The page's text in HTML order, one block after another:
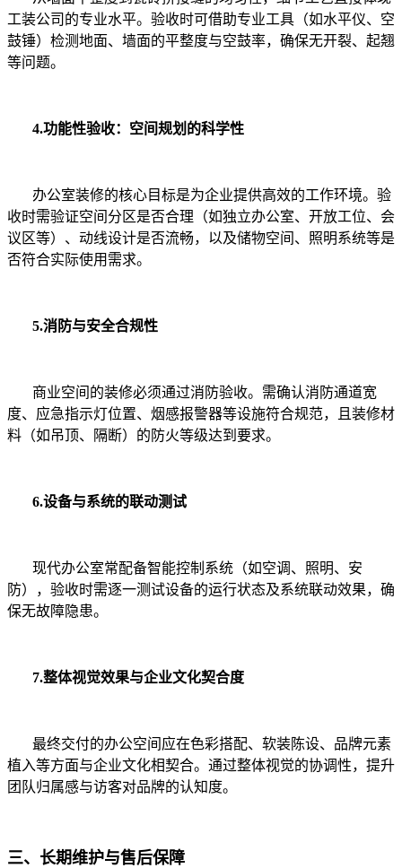
工装公司的专业水平。验收时可借助专业工具（如水平仪、空
鼓锤）检测地面、墙面的平整度与空鼓率，确保无开裂、起翘
等问题。
4.功能性验收：空间规划的科学性
办公室装修的核心目标是为企业提供高效的工作环境。验
收时需验证空间分区是否合理（如独立办公室、开放工位、会
议区等）、动线设计是否流畅，以及储物空间、照明系统等是
否符合实际使用需求。
5.消防与安全合规性
商业空间的装修必须通过消防验收。需确认消防通道宽
度、应急指示灯位置、烟感报警器等设施符合规范，且装修材
料（如吊顶、隔断）的防火等级达到要求。
6.设备与系统的联动测试
现代办公室常配备智能控制系统（如空调、照明、安
防），验收时需逐一测试设备的运行状态及系统联动效果，确
保无故障隐患。
7.整体视觉效果与企业文化契合度
最终交付的办公空间应在色彩搭配、软装陈设、品牌元素
植入等方面与企业文化相契合。通过整体视觉的协调性，提升
团队归属感与访客对品牌的认知度。
三、长期维护与售后保障